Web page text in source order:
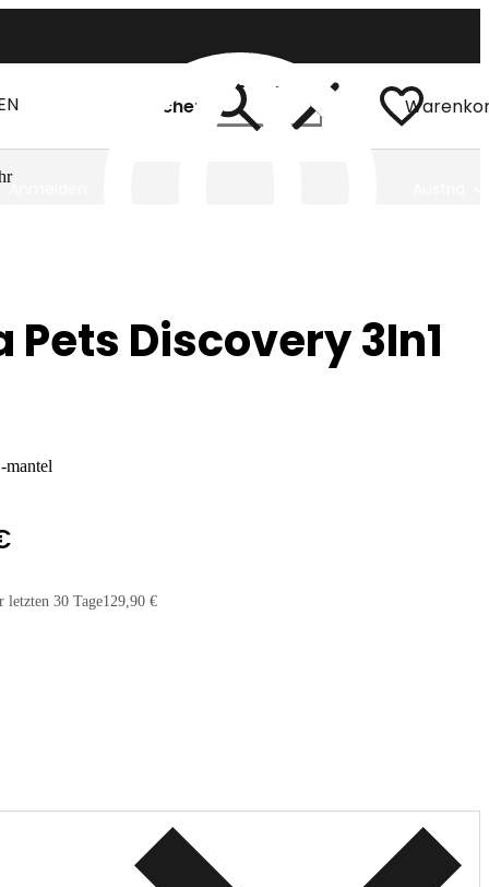
Anmelden
Suchen
Pets Discovery 3In1
mantel
letzten 30 Tage129,90 €